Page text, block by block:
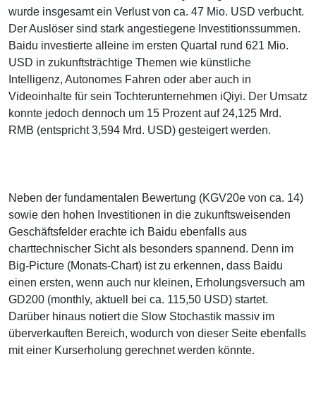
wurde insgesamt ein Verlust von ca. 47 Mio. USD verbucht.
Der Auslöser sind stark angestiegene Investitionssummen.
Baidu investierte alleine im ersten Quartal rund 621 Mio.
USD in zukunftsträchtige Themen wie künstliche
Intelligenz, Autonomes Fahren oder aber auch in
Videoinhalte für sein Tochterunternehmen iQiyi. Der Umsatz
konnte jedoch dennoch um 15 Prozent auf 24,125 Mrd.
RMB (entspricht 3,594 Mrd. USD) gesteigert werden.
Neben der fundamentalen Bewertung (KGV20e von ca. 14)
sowie den hohen Investitionen in die zukunftsweisenden
Geschäftsfelder erachte ich Baidu ebenfalls aus
charttechnischer Sicht als besonders spannend. Denn im
Big-Picture (Monats-Chart) ist zu erkennen, dass Baidu
einen ersten, wenn auch nur kleinen, Erholungsversuch am
GD200 (monthly, aktuell bei ca. 115,50 USD) startet.
Darüber hinaus notiert die Slow Stochastik massiv im
überverkauften Bereich, wodurch von dieser Seite ebenfalls
mit einer Kurserholung gerechnet werden könnte.